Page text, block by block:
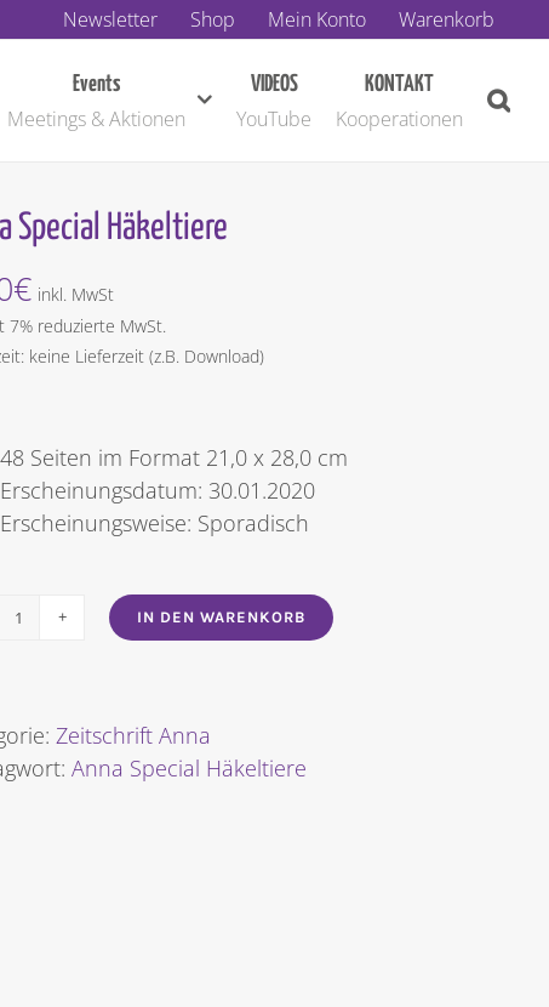
Newsletter Shop Mein Konto Warenkorb
Events
Meetings & Aktionen
VIDEOS
YouTube
KONTAKT
Kooperationen
Special Häkeltiere
€ inkl. MwSt
7% reduzierte MwSt.
keine Lieferzeit (z.B. Download)
48 Seiten im Format 21,0 x 28,0 cm
Erscheinungsdatum: 30.01.2020
Erscheinungsweise: Sporadisch
Anna
[Digital]
Menge
IN DEN WARENKORB
Zeitschrift Anna
Anna Special Häkeltiere